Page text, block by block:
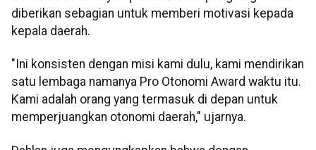
diberikan sebagian untuk memberi motivasi kepada
kepala daerah.
"Ini konsisten dengan misi kami dulu, kami mendirikan
satu lembaga namanya Pro Otonomi Award waktu itu.
Kami adalah orang yang termasuk di depan untuk
memperjuangkan otonomi daerah," ujarnya.